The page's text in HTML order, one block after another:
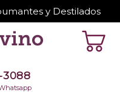
y Destilados
3088